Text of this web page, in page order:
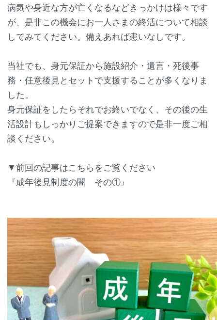
病気や身近な方が亡くなるなどきっかけは様々です
が、是非この機会にお一人さまの終活について相談
してみてください。備えあれば患いなしです。
当社でも、身元保証から施設紹介・遺言・死後事
務・任意後見とセットで支援することが多くなりま
した。
身元保証をしたらそれでお終いでなく、その後の生
活設計もしっかりご提案できますので是非一度ご相
談ください。
▼前回の記事はこちらをご覧ください
『成年後見制度の闇 その①』